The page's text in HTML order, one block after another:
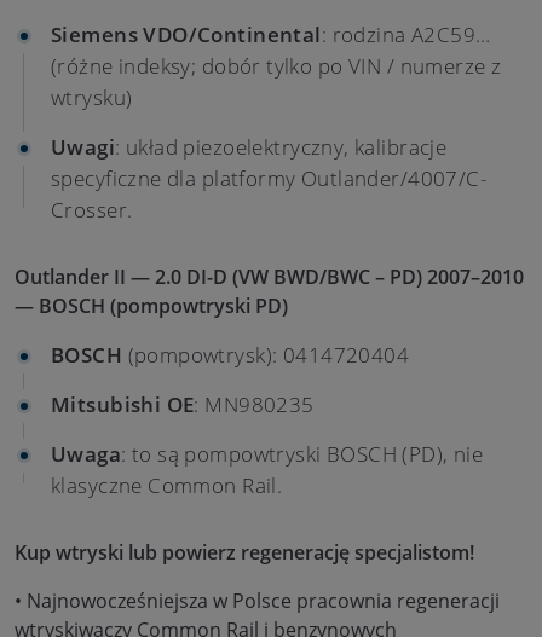
Siemens VDO/Continental: rodzina A2C59…
(różne indeksy; dobór tylko po VIN / numerze z
wtrysku)
Uwagi: układ piezoelektryczny, kalibracje
specyficzne dla platformy Outlander/4007/C-
Crosser.
Outlander II — 2.0 DI-D (VW BWD/BWC – PD) 2007–2010
— BOSCH (pompowtryski PD)
BOSCH (pompowtrysk): 0414720404
Mitsubishi OE: MN980235
Uwaga: to są pompowtryski BOSCH (PD), nie
klasyczne Common Rail.
Kup wtryski lub powierz regenerację specjalistom!
• Najnowocześniejsza w Polsce pracownia regeneracji
wtryskiwaczy Common Rail i benzynowych